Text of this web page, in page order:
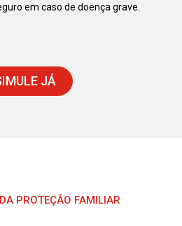
em caso de doença grave.
JÁ
PROTEÇÃO FAMILIAR